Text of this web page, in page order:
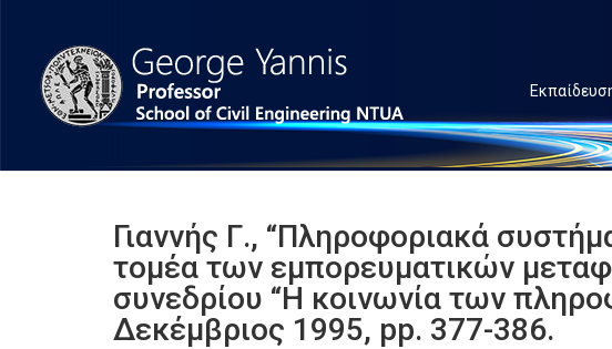
Γιαννής Γ., “Πληροφοριακά
τομέα των εμπορευματικών
συνεδρίου “Η κοινωνία των
Δεκέμβριος 1995, pp. 377-386.